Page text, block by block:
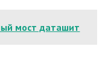
мост даташит